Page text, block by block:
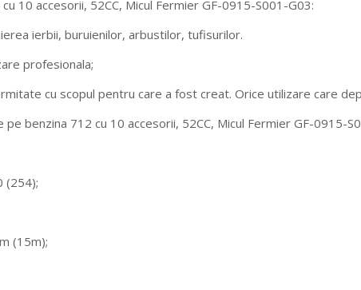
10 accesorii, 52CC, Micul Fermier GF-0915-S001-G03:
ierbii, buruienilor, arbustilor, tufisurilor.
profesionala;
cu scopul pentru care a fost creat. Orice utilizare care
benzina 712 cu 10 accesorii, 52CC, Micul Fermier GF-0915-
(254);
(15m);